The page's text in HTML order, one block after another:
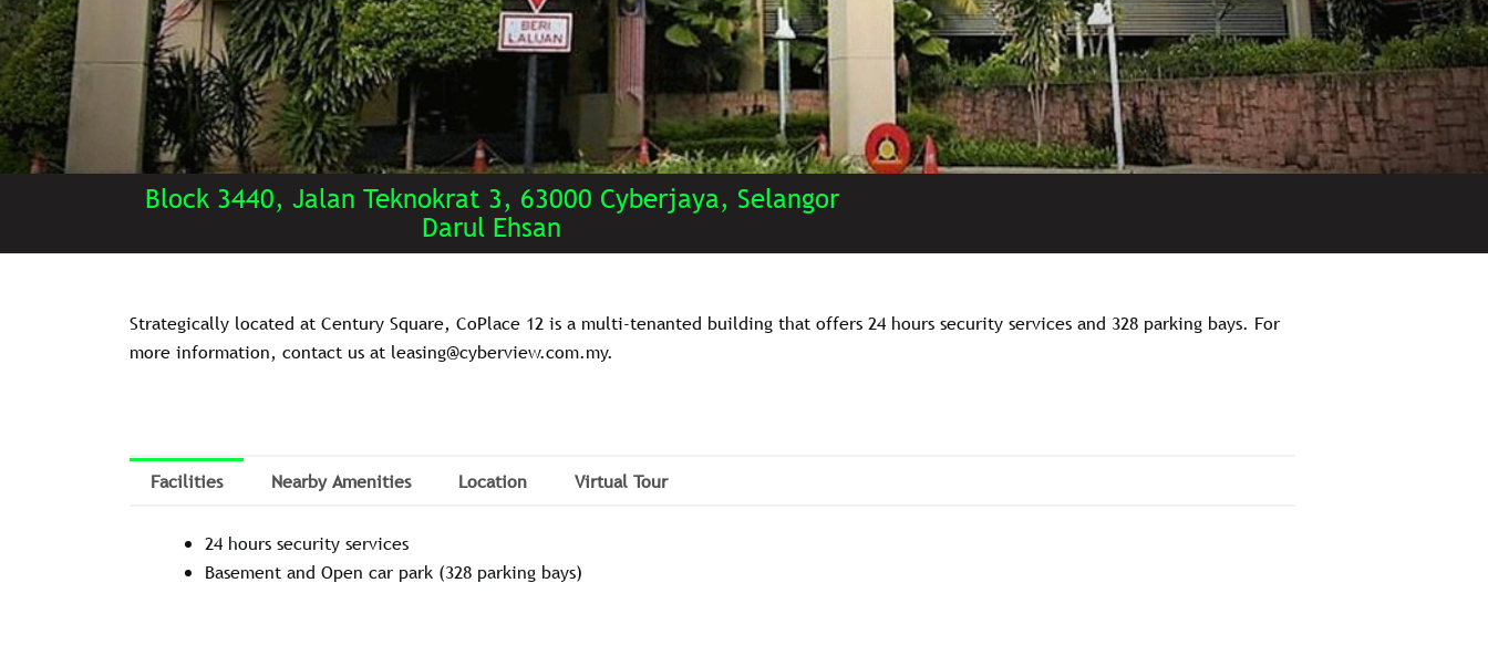
Block 3440, Jalan Teknokrat 3, 63000 Cyberjaya, Selangor
Darul Ehsan
Strategically located at Century Square, CoPlace 12 is a multi-tenanted building that offers 24 hours security services and 328 parking bays. For
more information, contact us at leasing@cyberview.com.my.
Facilities Nearby Amenities Location Virtual Tour
24 hours security services
Basement and Open car park (328 parking bays)